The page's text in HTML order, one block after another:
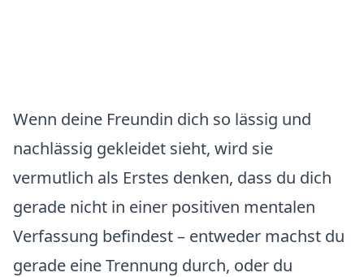
Wenn deine Freundin dich so lässig und
nachlässig gekleidet sieht, wird sie
vermutlich als Erstes denken, dass du dich
gerade nicht in einer positiven mentalen
Verfassung befindest – entweder machst du
gerade eine Trennung durch, oder du